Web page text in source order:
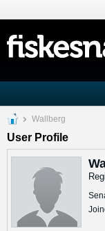
Wallberg
User Profile